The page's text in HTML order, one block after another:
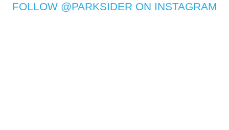
FOLLOW @PARKSIDER ON INSTAGRAM